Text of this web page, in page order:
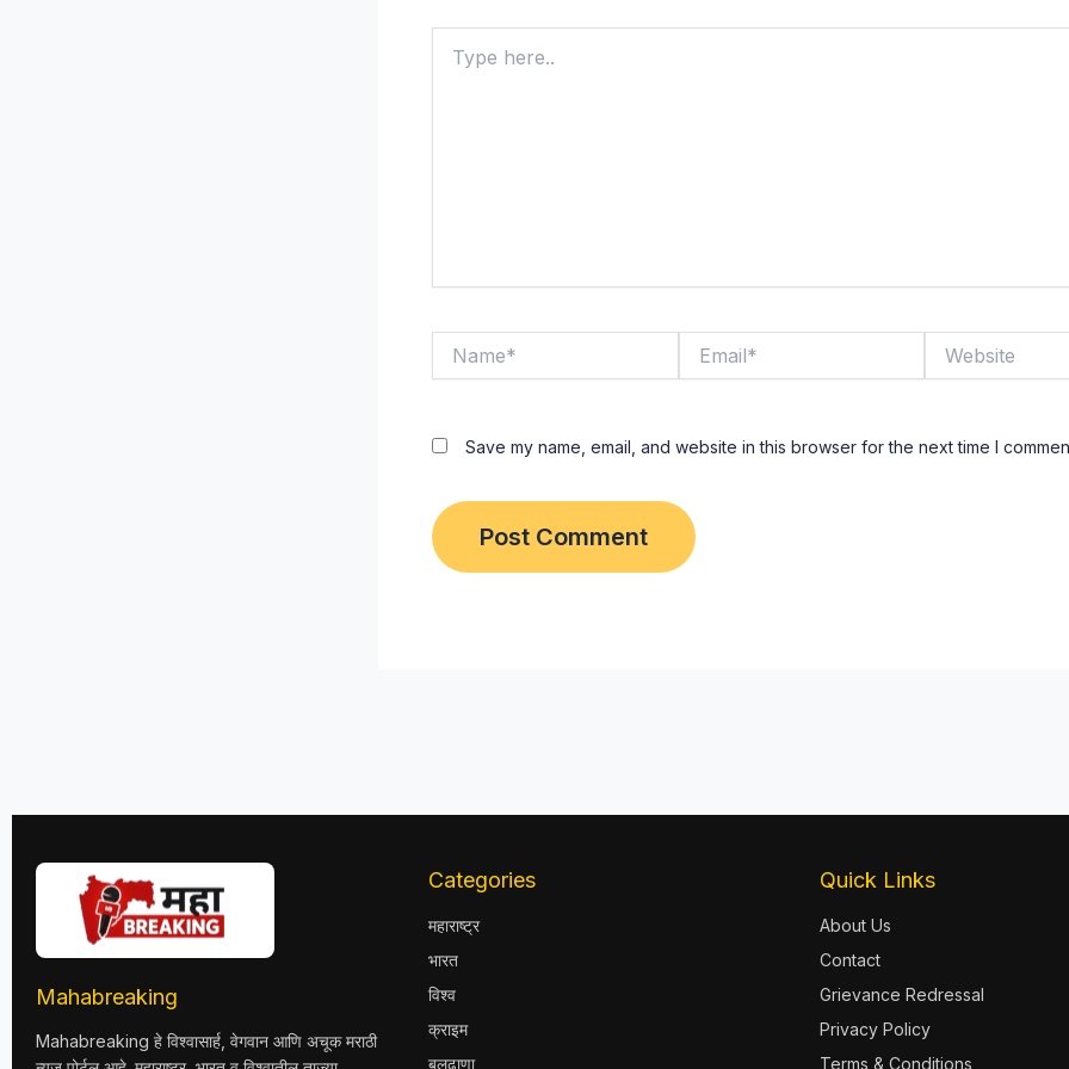
here..
Save my name, email, and website in this browser for the next time I
Mahabreaking
Mahabreaking हे विश्वासार्ह, वेगवान आणि अचूक मराठी
Categories
महाराष्ट्र
भारत
विश्व
क्राइम
बुलढाणा
Quick Links
About Us
Contact
Grievance Redressal
Privacy Policy
Terms & Conditions